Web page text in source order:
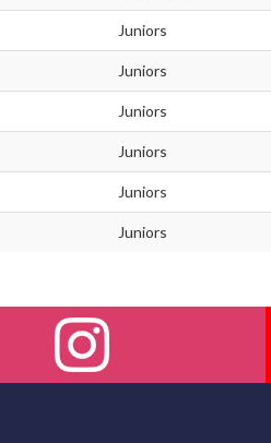
Juniors
Juniors
Juniors
Juniors
Juniors
Juniors